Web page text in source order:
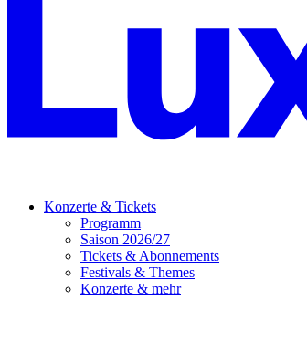
Konzerte & Tickets
Programm
Saison 2026/27
Tickets & Abonnements
Festivals & Themes
Konzerte & mehr